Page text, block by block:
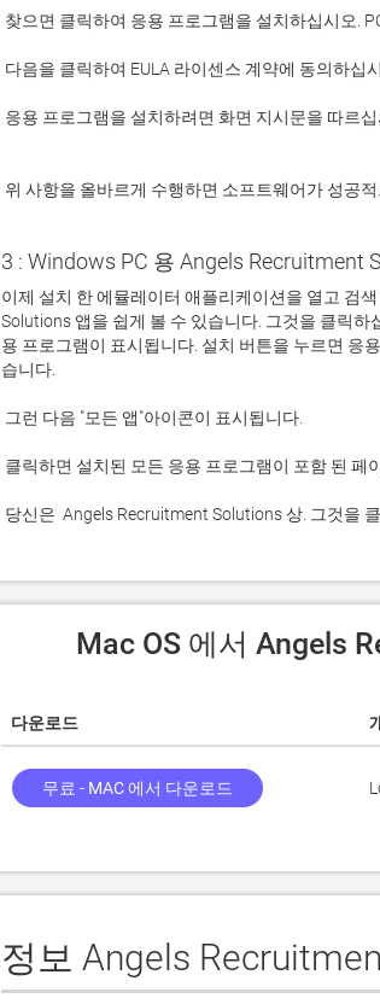
위 사항을 올바르게 수행하면 소프트웨어가 성공
3 : Windows PC 용 Angels
이제 설치 한 에뮬레이터 애플리케이션을 열고 검
Solutions 앱을 쉽게 볼 수 있습니다. 그것을 클릭
용 프로그램이 표시됩니다. 설치 버튼을 누르면 응
당신은  Angels Recruitment Solutions 상. 그것을
Mac OS 에서 Angels
다운로드
무료 - MAC 에서 다운로드
정보 Angels